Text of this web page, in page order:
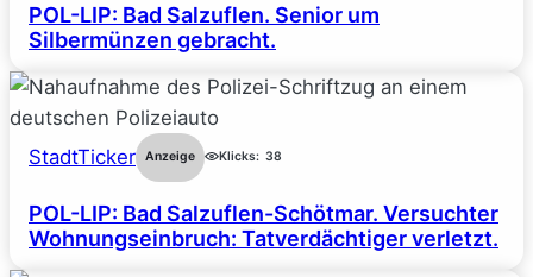
POL-LIP: Bad Salzuflen. Senior um
Silbermünzen gebracht.
StadtTicker Anzeige Klicks: 38
POL-LIP: Bad Salzuflen-Schötmar. Versuchter
Wohnungseinbruch: Tatverdächtiger verletzt.